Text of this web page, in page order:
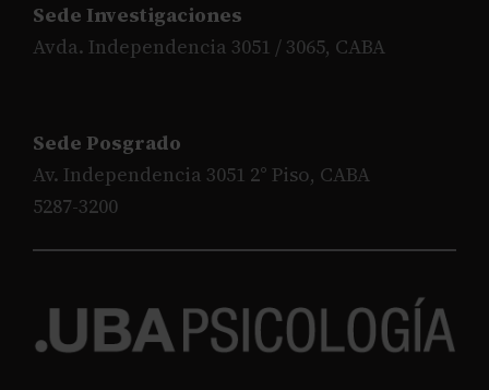
Sede Investigaciones
Avda. Independencia 3051 / 3065, CABA
Sede Posgrado
Av. Independencia 3051 2° Piso, CABA
5287-3200